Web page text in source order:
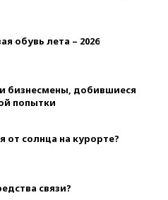
обувь лета – 2026
бизнесмены, добившиеся
попытки
от солнца на курорте?
связи?